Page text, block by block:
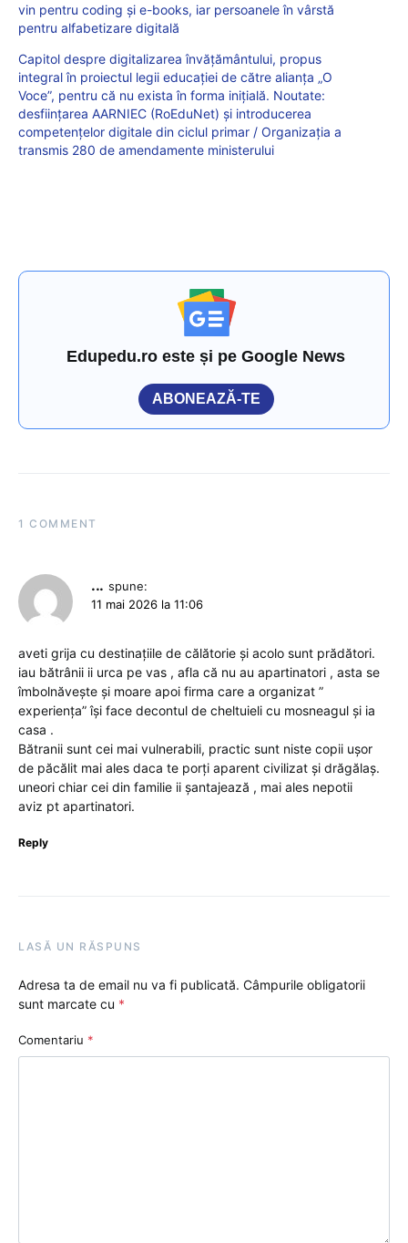
vin pentru coding și e-books, iar persoanele în vârstă
pentru alfabetizare digitală
Capitol despre digitalizarea învățământului, propus
integral în proiectul legii educației de către alianța „O
Voce”, pentru că nu exista în forma inițială. Noutate:
desființarea AARNIEC (RoEduNet) și introducerea
competențelor digitale din ciclul primar / Organizația a
transmis 280 de amendamente ministerului
Edupedu.ro este și pe Google News
ABONEAZĂ-TE
1 COMMENT
... spune:
11 mai 2026 la 11:06
aveti grija cu destinațiile de călătorie și acolo sunt prădători.
iau bătrânii ii urca pe vas , afla că nu au apartinatori , asta se
îmbolnăvește și moare apoi firma care a organizat ”
experiența” își face decontul de cheltuieli cu mosneagul și ia
casa .
Bătranii sunt cei mai vulnerabili, practic sunt niste copii ușor
de păcălit mai ales daca te porți aparent civilizat și drăgălaș.
uneori chiar cei din familie ii șantajează , mai ales nepotii
aviz pt apartinatori.
Reply
LASĂ UN RĂSPUNS
Adresa ta de email nu va fi publicată. Câmpurile obligatorii
sunt marcate cu *
Comentariu *